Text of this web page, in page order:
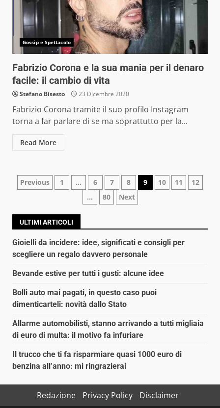
Gossip e Spettacolo
Fabrizio Corona e la sua mania per il denaro
facile: il cambio di vita
Stefano Bisesto 23 Dicembre 2020
Fabrizio Corona tramite il suo profilo Instagram
torna a far parlare di se ma soprattutto per la...
Read More
Navigazione
Previous 1 … 6 7 8 9 10 11
12
…
80 Next
ULTIMI ARTICOLI
Gioielli da incidere: idee, significati e consigli per
scegliere un regalo davvero personale
Bevande estive per tutti i gusti: alcune idee
Bolli auto mai pagati, in questo caso puoi
dimenticarteli: novità dallo Stato
Allarme automobilisti, stanno arrivando a tutti migliaia
di euro di multa: il motivo fa infuriare
Il trucco che ti fa risparmiare quasi 1000 euro di
benzina all’anno: mi ringrazierai
Redazione Privacy Policy Disclaimer